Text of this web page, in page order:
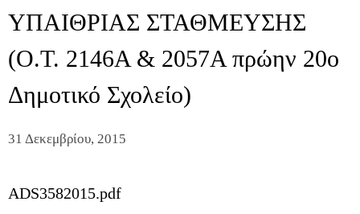
ΥΠΑΙΘΡΙΑΣ ΣΤΑΘΜΕΥΣΗΣ
(Ο.Τ. 2146Α & 2057Α πρώην 20ο
Δημοτικό Σχολείο)
31 Δεκεμβρίου, 2015
ADS3582015.pdf